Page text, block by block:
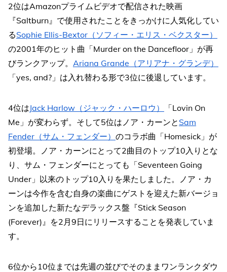
2位はAmazonプライムビデオで配信された映画
『Saltburn』で使用されたことをきっかけに人気化してい
るSophie Ellis-Bextor（ソフィー・エリス・ベクスター）
の2001年のヒット曲「Murder on the Dancefloor」が再
びランクアップ。 Ariana Grande（アリアナ・グランデ）
「yes, and?」は入れ替わる形で3位に後退しています。
4位はJack Harlow（ジャック・ハーロウ）
「Lovin On
Me」が変わらず。そして5位はノア・カーンと Sam
Fender（サム・フェンダー） のコラボ曲「Homesick」が
初登場。ノア・カーンにとって2曲目のトップ10入りとな
り、サム・フェンダーにとっても「Seventeen Going
Under」以来のトップ10入りを果たしました。ノア・カ
ーンは今作を含む自身の楽曲にゲストを迎えた新バージョ
ンを追加した新たなデラックス盤『Stick Season
(Forever)』を2月9日にリリースすることを発表していま
す。
6位から10位までは先週の並びでそのままワンランクダウ